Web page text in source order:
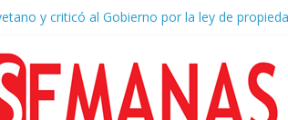
y criticó al Gobierno por la ley de
marcha a Plaza de Mayo de sindicatos y
Rud, histórico representante y conductor
ley de propiedad privada, Bullrich apuntó: “Vino